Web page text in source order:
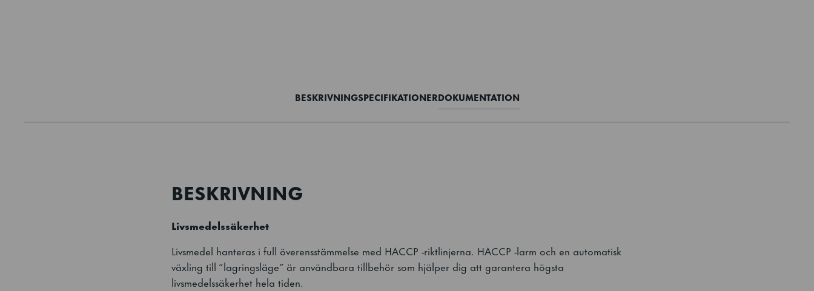
BESKRIVNINGSPECIFIKATIONERDOKUMENTATION
BESKRIVNING
Livsmedelssäkerhet
Livsmedel hanteras i full överensstämmelse med HACCP -riktlinjerna. HACCP -larm och en automatisk
växling till ”lagringsläge” är användbara tillbehör som hjälper dig att garantera högsta
livsmedelssäkerhet hela tiden.